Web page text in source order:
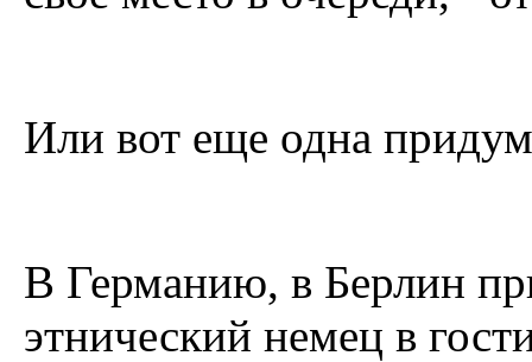
Или вот еще одна
В Германию, в Берлин
этнический немец в